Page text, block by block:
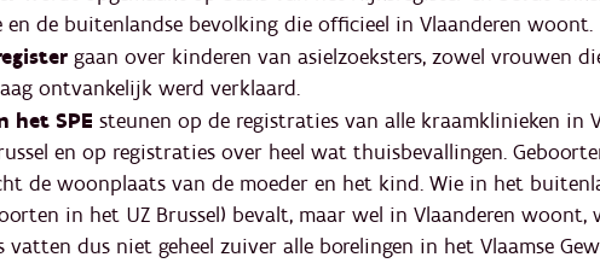
en de buitenlandse bevolking die officieel in Vlaanderen woont.
gaan over kinderen van asielzoeksters, zowel vrouwen
ontvankelijk werd verklaard.
het SPE steunen op de registraties van alle kraamklinieken in
en op registraties over heel wat thuisbevallingen.
de woonplaats van de moeder en het kind. Wie in het
in het UZ Brussel) bevalt, maar wel in Vlaanderen woont,
vatten dus niet geheel zuiver alle borelingen in het Vlaamse